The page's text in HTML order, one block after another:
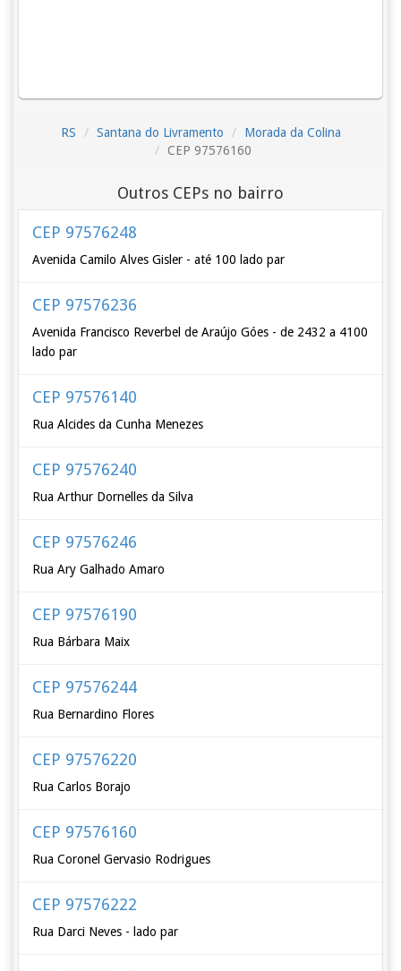
RS Santana do Livramento
Morada da Colina
CEP 97576160
Outros CEPs no bairro
CEP 97576248
Avenida Camilo Alves Gisler - até 100 lado par
CEP 97576236
Avenida Francisco Reverbel de Araújo Góes - de 2432 a 4100
lado par
CEP 97576140
Rua Alcides da Cunha Menezes
CEP 97576240
Rua Arthur Dornelles da Silva
CEP 97576246
Rua Ary Galhado Amaro
CEP 97576190
Rua Bárbara Maix
CEP 97576244
Rua Bernardino Flores
CEP 97576220
Rua Carlos Borajo
CEP 97576160
Rua Coronel Gervasio Rodrigues
CEP 97576222
Rua Darci Neves - lado par